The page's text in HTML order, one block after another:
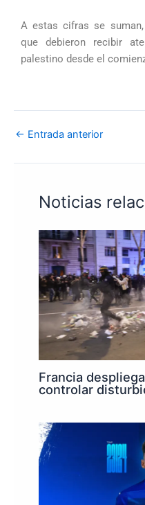
A estas cifras se
que debieron recibir
palestino desde el
← Entrada anterior
Noticias
Francia
controlar